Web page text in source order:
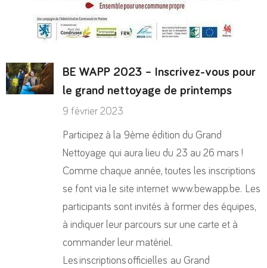
BE WAPP 2023 – Inscrivez-vous pour
le grand nettoyage de printemps
9 février 2023
Participez à la 9ème édition du Grand
Nettoyage qui aura lieu du 23 au 26 mars !
Comme chaque année, toutes les inscriptions
se font via le site internet www.bewapp.be. Les
participants sont invités à former des équipes,
à indiquer leur parcours sur une carte et à
commander leur matériel.
Les inscriptions officielles au Grand